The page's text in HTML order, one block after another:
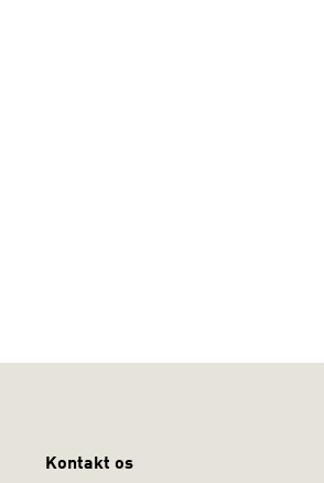
Universitet, Institut for Statskundskab
Kontakt os